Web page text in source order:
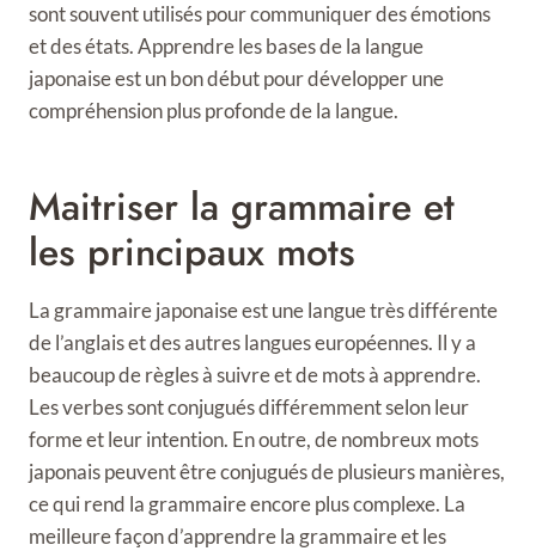
sont souvent utilisés pour communiquer des émotions
et des états. Apprendre les bases de la langue
japonaise est un bon début pour développer une
compréhension plus profonde de la langue.
Maitriser la grammaire et
les principaux mots
La grammaire japonaise est une langue très différente
de l’anglais et des autres langues européennes. Il y a
beaucoup de règles à suivre et de mots à apprendre.
Les verbes sont conjugués différemment selon leur
forme et leur intention. En outre, de nombreux mots
japonais peuvent être conjugués de plusieurs manières,
ce qui rend la grammaire encore plus complexe. La
meilleure façon d’apprendre la grammaire et les